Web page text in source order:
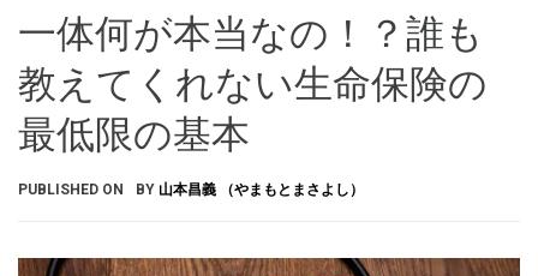
一体何が本当なの！？誰も
教えてくれない生命保険の
最低限の基本
PUBLISHED ON BY 山本昌義 （やまもとまさよし）